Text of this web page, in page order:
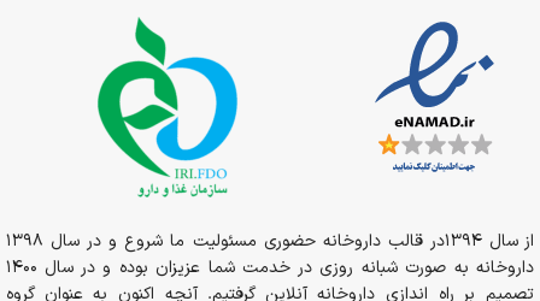
از سال 1394در قالب داروخانه حضوری مسئولیت ما شروع و در سال 1398
داروخانه به صورت شبانه روزی در خدمت شما عزیزان بوده و در سال 1400
تصمیم بر راه اندازی داروخانه آنلاین گرفتیم. آنچه اکنون به عنوان گروه